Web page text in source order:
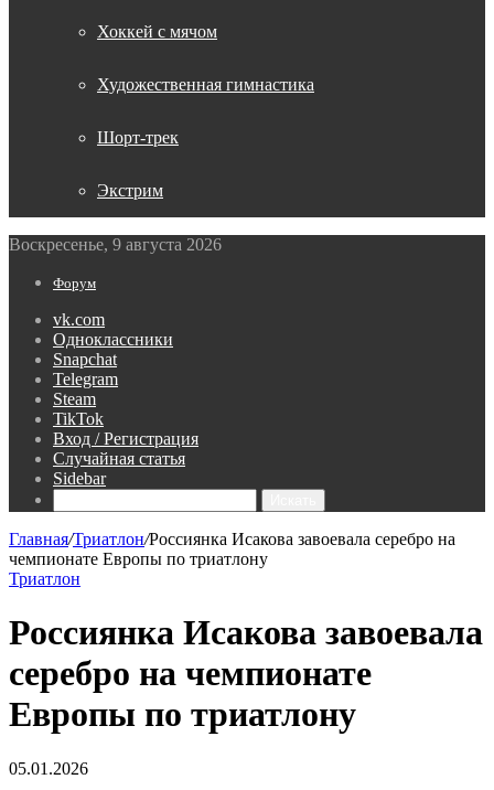
Хоккей с мячом
Художественная гимнастика
Шорт-трек
Экстрим
Воскресенье, 9 августа 2026
Форум
vk.com
Одноклассники
Snapchat
Telegram
Steam
TikTok
Вход / Регистрация
Случайная статья
Sidebar
Главная/Триатлон/Россиянка Исакова завоевала серебро на
чемпионате Европы по триатлону
Триатлон
Россиянка Исакова завоевала
серебро на чемпионате
Европы по триатлону
05.01.2026